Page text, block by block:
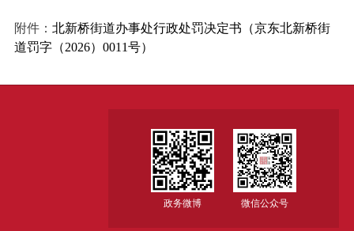
附件： 北新桥街道办事处行政处罚决定书（京东北新桥街
道罚字（2026）0011号）
政务微博 微信公众号